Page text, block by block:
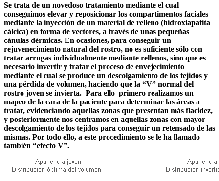
Se trata de un novedoso tratamiento mediante el cual
conseguimos elevar y reposicionar los compartimentos faciales
mediante la inyección de un material de relleno (hidroxiapatita
cálcica) en forma de vectores, a través de unas pequeñas
cánulas dérmicas. En ocasiones, para conseguir un
rejuvenecimiento natural del rostro, no es suficiente sólo con
tratar arrugas individualmente mediante rellenos, sino que es
necesario invertir y tratar el proceso de envejecimiento
mediante el cual se produce un descolgamiento de los tejidos y
una pérdida de volumen, haciendo que la “V” normal del
rostro joven se invierta. Para ello primero realizamos un
mapeo de la cara de la paciente para determinar las áreas a
tratar, evidenciando aquellas zonas que presentan más flacidez,
y posteriormente nos centramos en aquellas zonas con mayor
descolgamiento de los tejidos para conseguir un retensado de las
mismas. Por todo ello, a este procedimiento se le ha llamado
también “efecto V”.